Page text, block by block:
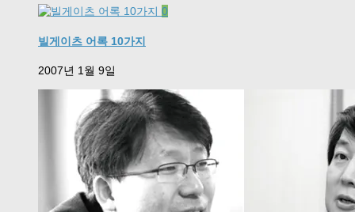
0
빌게이츠 어록 10가지
2007년 1월 9일